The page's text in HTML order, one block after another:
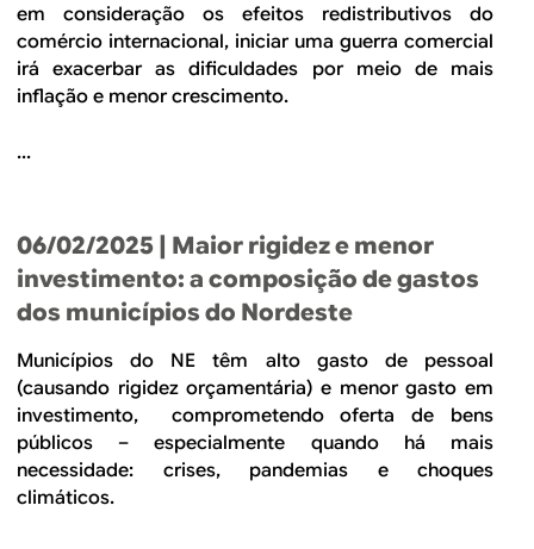
em consideração os efeitos redistributivos do
comércio internacional, iniciar uma guerra comercial
irá exacerbar as dificuldades por meio de mais
inflação e menor crescimento.
...
06/02/2025 | Maior rigidez e menor
investimento: a composição de gastos
dos municípios do Nordeste
Municípios do NE têm alto gasto de pessoal
(causando rigidez orçamentária) e menor gasto em
investimento, comprometendo oferta de bens
públicos – especialmente quando há mais
necessidade: crises, pandemias e choques
climáticos.